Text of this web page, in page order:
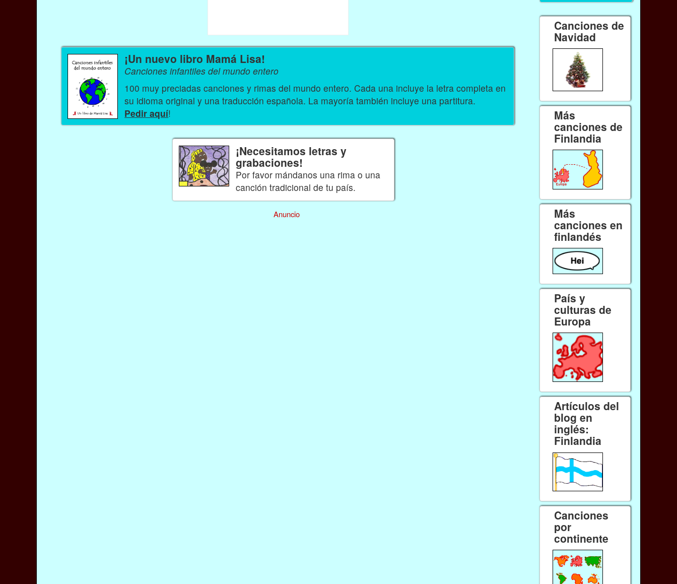
¡Un nuevo libro Mamá Lisa!
Canciones infantiles del mundo entero
100 muy preciadas canciones y rimas del mundo entero. Cada una incluye la letra completa en
su idioma original y una traducción española. La mayoría también incluye una partitura.
Pedir aquí!
¡Necesitamos letras y
grabaciones!
Por favor mándanos una rima o una
canción tradicional de tu país.
Anuncio
Canciones de
Navidad
Más
canciones de
Finlandia
Más
canciones en
finlandés
País y
culturas de
Europa
Artículos del
blog en
inglés:
Finlandia
Canciones
por
continente